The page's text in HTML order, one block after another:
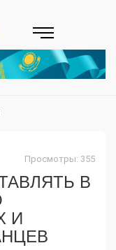
Просмотры: 355
В
И